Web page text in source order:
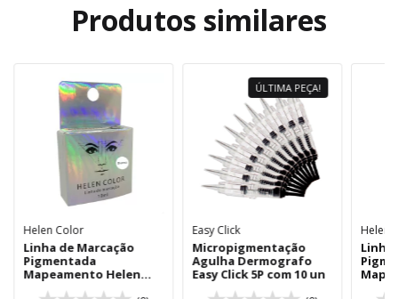
Produtos similares
Helen Color
Linha de Marcação
Pigmentada
Mapeamento Helen
ÚLTIMA PEÇA!
Easy Click
Micropigmentação
Agulha Dermografo
Easy Click 5P com 10 un
Helen
Linha